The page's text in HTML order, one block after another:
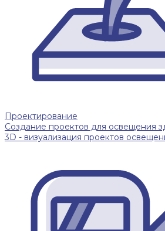
Проектирование
Создание проектов для освещения
3D - визуализация проектов